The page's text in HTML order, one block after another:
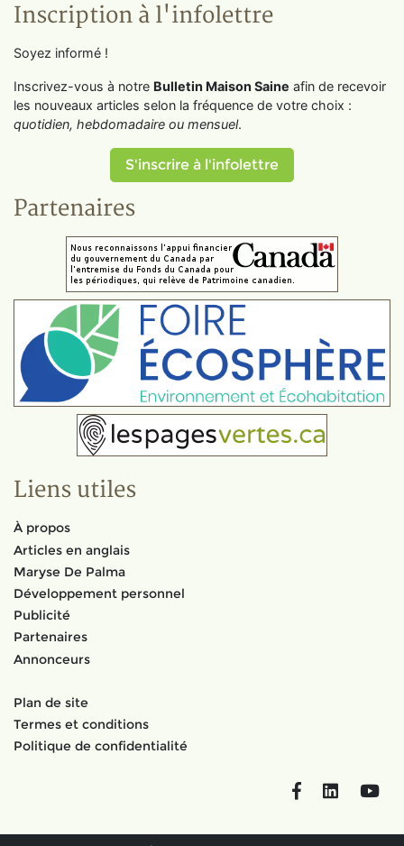
Inscription à l'infolettre
Soyez informé !
Inscrivez-vous à notre Bulletin Maison Saine afin de recevoir
les nouveaux articles selon la fréquence de votre choix :
quotidien, hebdomadaire ou mensuel.
S'inscrire à l'infolettre
Partenaires
Liens utiles
À propos
Articles en anglais
Maryse De Palma
Développement personnel
Publicité
Partenaires
Annonceurs
Plan de site
Termes et conditions
Politique de confidentialité
FacebookLinkedIn